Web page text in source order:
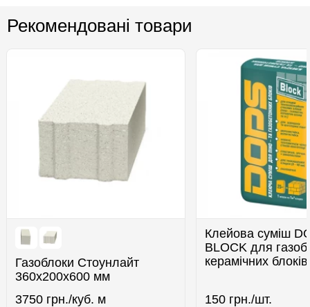
Рекомендовані товари
Газоблоки Стоунлайт
360x200x600 мм
3750 грн./куб. м
Клейова суміш
BLOCK для
керамічних блоків
150 грн./шт.